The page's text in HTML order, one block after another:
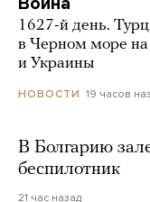
1627-й день.
в Черном море на
и Украины
НОВОСТИ 19 часов
В Болгарию
беспилотник
21 час назад